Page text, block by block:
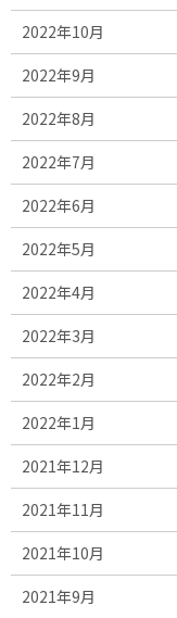
2022年10月
2022年9月
2022年8月
2022年7月
2022年6月
2022年5月
2022年4月
2022年3月
2022年2月
2022年1月
2021年12月
2021年11月
2021年10月
2021年9月